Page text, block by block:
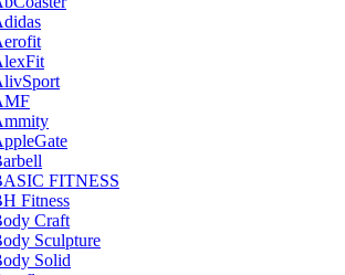
FITNESS
Fitness
Craft
Sculpture
Solid